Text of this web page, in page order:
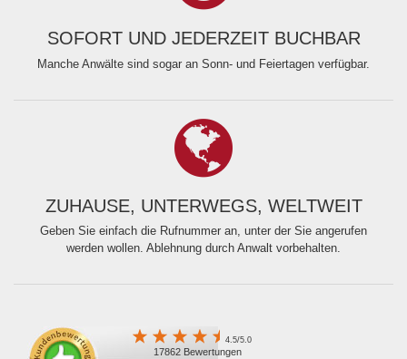
SOFORT UND JEDERZEIT BUCHBAR
Manche Anwälte sind sogar an Sonn- und Feiertagen verfügbar.
ZUHAUSE, UNTERWEGS, WELTWEIT
Geben Sie einfach die Rufnummer an, unter der Sie angerufen
werden wollen. Ablehnung durch Anwalt vorbehalten.
4.5/5.0
17862 Bewertungen